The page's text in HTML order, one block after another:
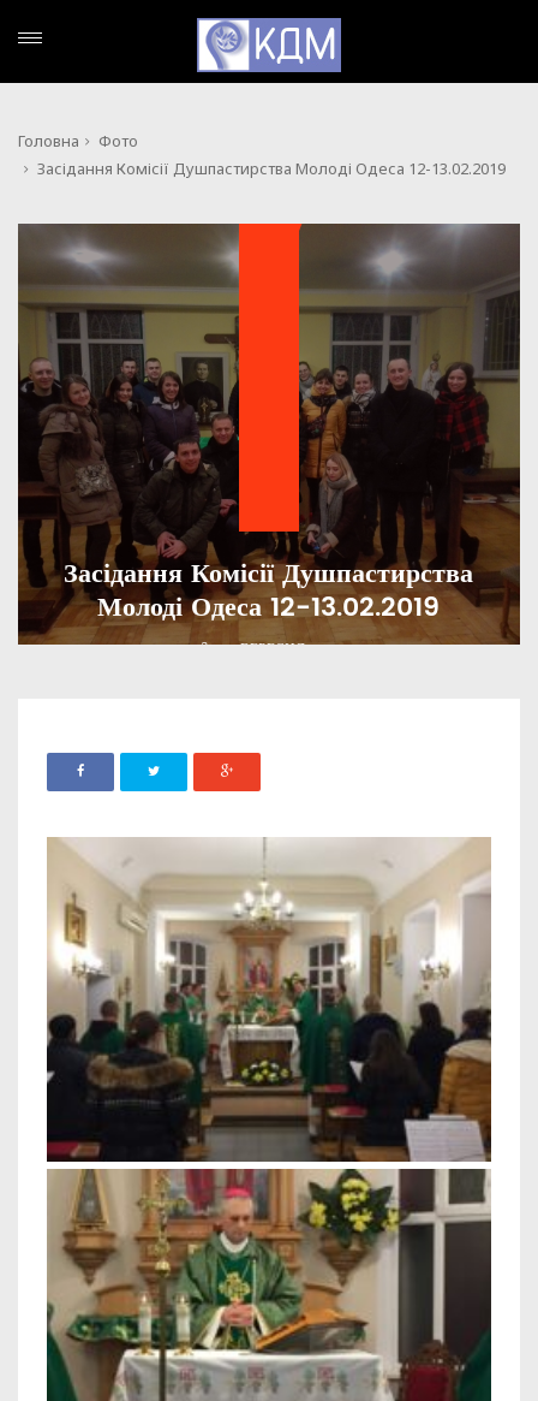
Головна
Фото
Засідання Комісії Душпастирства Молоді Одеса 12-13.02.2019
Засідання Комісії Душпастирства
Молоді Одеса 12-13.02.2019
ADMIN 22 ВЕРЕСНЯ, 2020 0